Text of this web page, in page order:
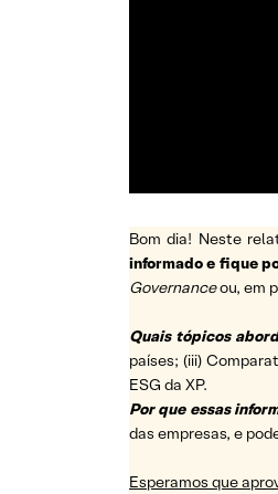
Bom dia! Neste
informado e fique
Governanceou, em
Quais tópicos
países; (iii)
ESG da XP.
Por que essas
das empresas, e
Esperamos que